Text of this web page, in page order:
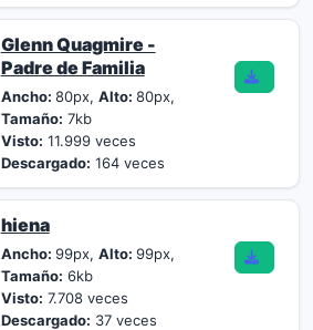
Glenn Quagmire -
Padre de Familia
Ancho: 80px, Alto: 80px,
Tamaño: 7kb
Visto: 11.999 veces
Descargado: 164 veces
hiena
Ancho: 99px, Alto: 99px,
Tamaño: 6kb
Visto: 7.708 veces
Descargado: 37 veces